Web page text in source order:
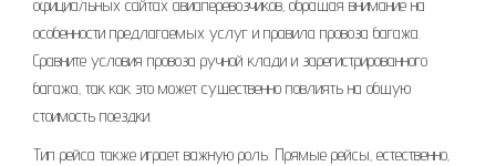
официальных сайтах авиаперевозчиков‚ обращая внимание на
особенности предлагаемых услуг и правила провоза багажа.
Сравните условия провоза ручной клади и зарегистрированного
багажа‚ так как это может существенно повлиять на общую
стоимость поездки.
Тип рейса также играет важную роль. Прямые рейсы‚ естественно‚